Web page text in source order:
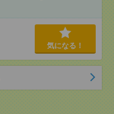
気になる！